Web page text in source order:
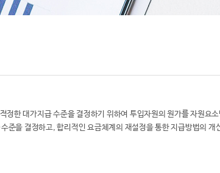
한 대가지급 수준을 결정하기 위하여 투입자원의 원가를 자원요
준을 결정하고, 합리적인 요금체계의 재설정을 통한 지급방법의 개